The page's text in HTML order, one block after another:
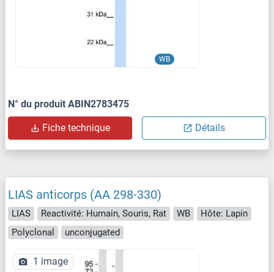
WB
N° du produit ABIN2783475
Fiche technique Détails
LIAS anticorps (AA 298-330)
LIAS Reactivité: Humain, Souris, Rat WB
Hôte: Lapin
Polyclonal
unconjugated
1 image